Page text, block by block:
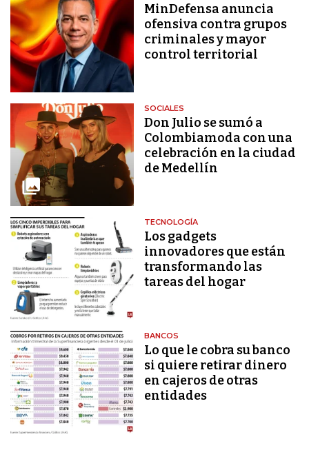
MinDefensa anuncia
ofensiva contra grupos
criminales y mayor
control territorial
SOCIALES
Don Julio se sumó a
Colombiamoda con una
celebración en la ciudad
de Medellín
TECNOLOGÍA
Los gadgets
innovadores que están
transformando las
tareas del hogar
BANCOS
Lo que le cobra su banco
si quiere retirar dinero
en cajeros de otras
entidades